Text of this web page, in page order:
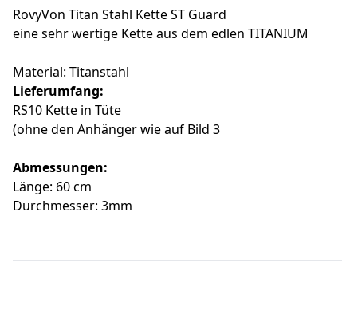
RovyVon Titan Stahl Kette ST Guard
eine sehr wertige Kette aus dem edlen TITANIUM
Material: Titanstahl
Lieferumfang:
RS10 Kette in Tüte
(ohne den Anhänger wie auf Bild 3
Abmessungen:
Länge: 60 cm
Durchmesser: 3mm